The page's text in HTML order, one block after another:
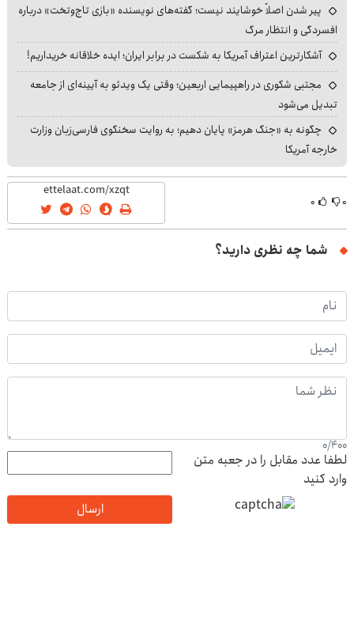
پیر شدن اصلاً خوشایند نیست؛ گفته‌های نویسنده «بازی تاج‌وتخت» درباره
افسردگی و انتظار مرگ
آشکارترین اعتراف آمریکا به شکست در برابر ایران؛ ایده خلاقانه خریداریم!
مجتبی شکوری در راهپیمایی اربعین؛ وقتی یک ویدئو به آیینه‌ای از جامعه
تبدیل می‌شود
چگونه به «جنگ هرمز» پایان دهیم؛ به روایت سخنگوی فارسی‌زبان وزارت
خارجه آمریکا
۰ ۰
شما چه نظری دارید؟
0/400
لطفا عدد مقابل را در جعبه متن
وارد کنید
ارسال